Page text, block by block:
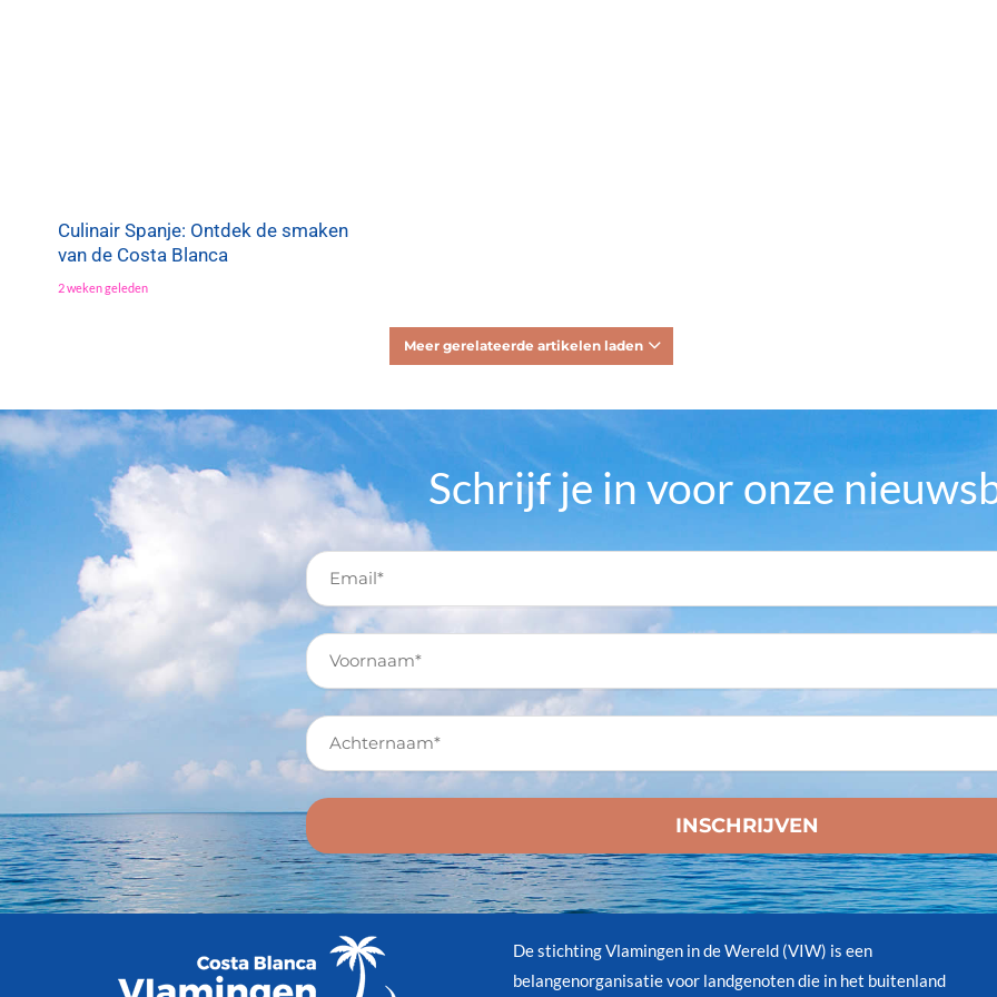
Culinair Spanje: Ontdek de smaken
van de Costa Blanca
2 weken geleden
Meer gerelateerde artikelen laden
Schrijf je in voor onze
De stichting Vlamingen in de Wereld (VIW) is een
belangenorganisatie voor landgenoten die in het buitenland